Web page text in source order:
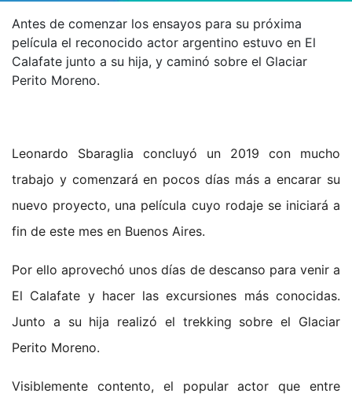
Antes de comenzar los ensayos para su próxima
película el reconocido actor argentino estuvo en El
Calafate junto a su hija, y caminó sobre el Glaciar
Perito Moreno.
Leonardo Sbaraglia concluyó un 2019 con mucho
trabajo y comenzará en pocos días más a encarar su
nuevo proyecto, una película cuyo rodaje se iniciará a
fin de este mes en Buenos Aires.
Por ello aprovechó unos días de descanso para venir a
El Calafate y hacer las excursiones más conocidas.
Junto a su hija realizó el trekking sobre el Glaciar
Perito Moreno.
Visiblemente contento, el popular actor que entre